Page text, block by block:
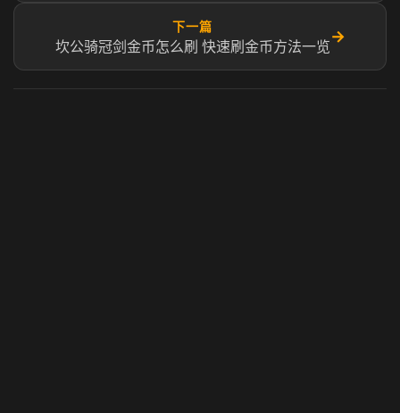
下一篇
坎公骑冠剑金币怎么刷 快速刷金币方法一览
→